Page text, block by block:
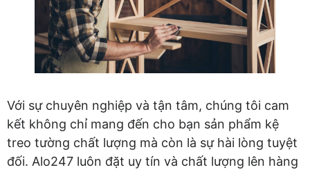
Với sự chuyên nghiệp và tận tâm, chúng tôi cam
kết không chỉ mang đến cho bạn sản phẩm kệ
treo tường chất lượng mà còn là sự hài lòng tuyệt
đối. Alo247 luôn đặt uy tín và chất lượng lên hàng